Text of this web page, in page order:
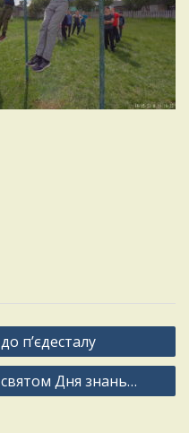
п’єдесталу
Дня знань…